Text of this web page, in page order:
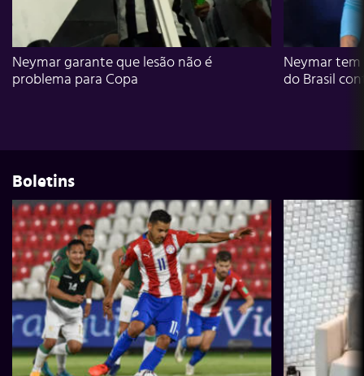
Neymar garante que lesão não é
problema para Copa
Neymar
do Brasil
Boletins